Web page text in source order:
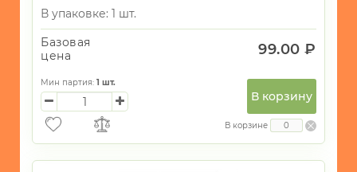
В упаковке: 1 шт.
Базовая
цена
99.00 ₽
Мин партия: 1 шт.
В корзину
В корзине